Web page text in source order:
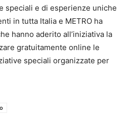
speciali e di esperienze uniche
in tutta Italia e METRO ha
hanno aderito all’iniziativa la
gratuitamente online le
speciali organizzate per